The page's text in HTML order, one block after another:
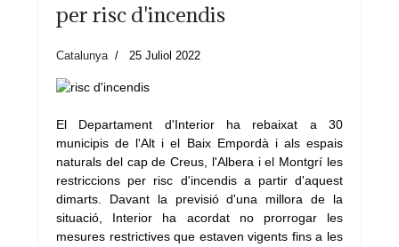
per risc d'incendis
Catalunya 25 Juliol 2022
El Departament d'Interior ha rebaixat a 30
municipis de l'Alt i el Baix Empordà i als espais
naturals del cap de Creus, l'Albera i el Montgrí les
restriccions per risc d'incendis a partir d'aquest
dimarts. Davant la previsió d'una millora de la
situació, Interior ha acordat no prorrogar les
mesures restrictives que estaven vigents fins a les